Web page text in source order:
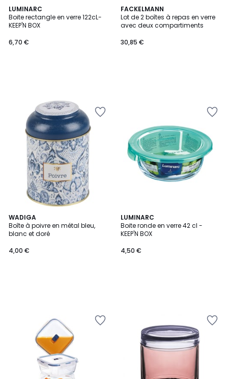
LUMINARC
Boite rectangle en verre 122cL-
KEEP'N BOX
6,70 €
FACKELMANN
Lot de 2 boîtes à repas en verre
avec deux compartiments
30,85 €
WADIGA
Boîte à poivre en métal bleu,
blanc et doré
4,00 €
LUMINARC
Boite ronde en verre 42 cl -
KEEP'N BOX
4,50 €